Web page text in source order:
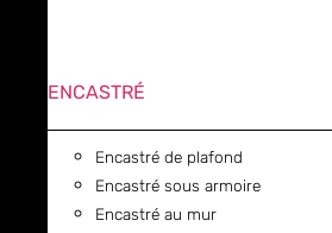
ENCASTRÉ
Encastré de plafond
Encastré sous armoire
Encastré au mur